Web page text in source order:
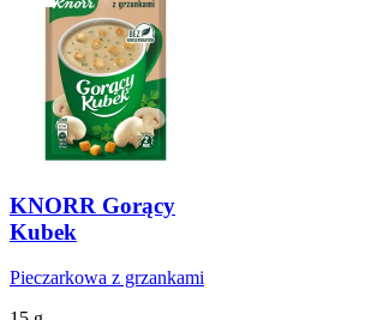
KNORR Gorący
Kubek
Pieczarkowa z grzankami